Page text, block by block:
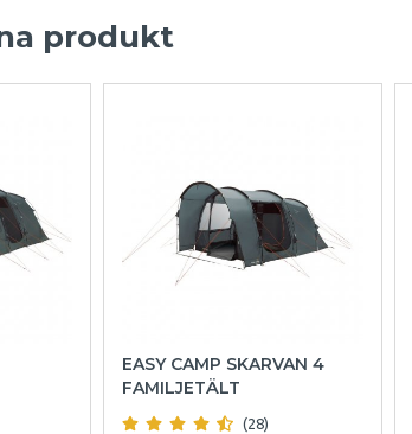
produkt
EASY CAMP SKARVAN 4
FAMILJETÄLT
(28)